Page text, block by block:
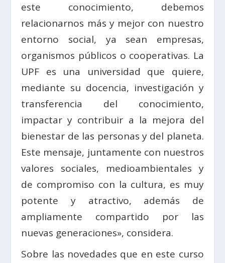
este conocimiento, debemos
relacionarnos más y mejor con nuestro
entorno social, ya sean empresas,
organismos públicos o cooperativas. La
UPF es una universidad que quiere,
mediante su docencia, investigación y
transferencia del conocimiento,
impactar y contribuir a la mejora del
bienestar de las personas y del planeta.
Este mensaje, juntamente con nuestros
valores sociales, medioambientales y
de compromiso con la cultura, es muy
potente y atractivo, además de
ampliamente compartido por las
nuevas generaciones», considera.
Sobre las novedades que en este curso